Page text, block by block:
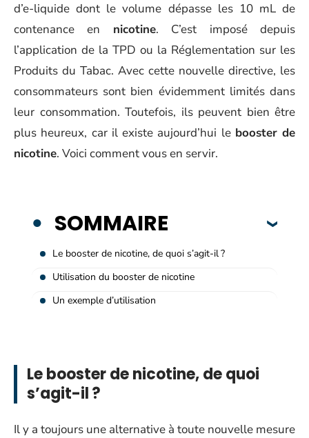
d’e-liquide dont le volume dépasse les 10 mL de
contenance en nicotine. C’est imposé depuis
l’application de la TPD ou la Réglementation sur les
Produits du Tabac. Avec cette nouvelle directive, les
consommateurs sont bien évidemment limités dans
leur consommation. Toutefois, ils peuvent bien être
plus heureux, car il existe aujourd’hui le booster de
nicotine. Voici comment vous en servir.
SOMMAIRE
Le booster de nicotine, de quoi s’agit-il ?
Utilisation du booster de nicotine
Un exemple d’utilisation
Le booster de nicotine, de quoi
s’agit-il ?
Il y a toujours une alternative à toute nouvelle mesure